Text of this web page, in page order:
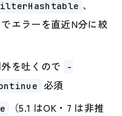
、
でエラーを直近N分に絞
を吐くので
-
必須
（5.1 はOK・7 は非推